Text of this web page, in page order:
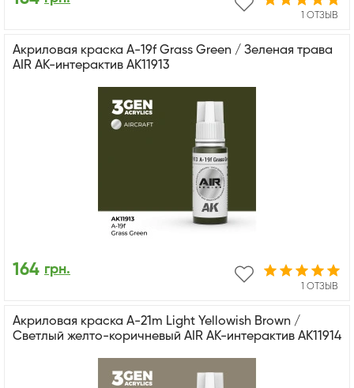
1 ОТЗЫВ
Акриловая краска A-19f Grass Green / Зеленая трава
AIR АК-интерактив AK11913
1 ОТЗЫВ
164 грн.
Акриловая краска A-21m Light Yellowish Brown /
Светлый желто-коричневый AIR АК-интерактив AK11914